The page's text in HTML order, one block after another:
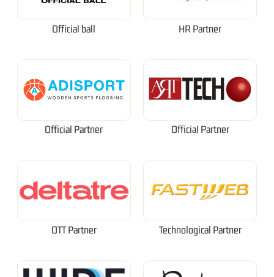
Official ball HR Partner
Official Partner Official Partner
OTT Partner Technological Partner